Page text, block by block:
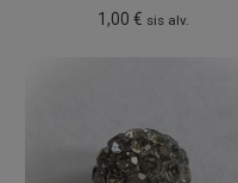
1,00€ sis alv.